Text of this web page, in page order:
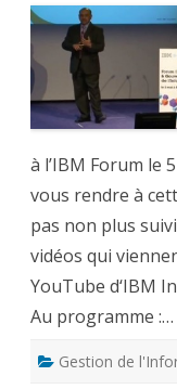
Forum
Intégration
et
Gouvernance
de
l’Information
à l’IBM Forum le
vous rendre à
pas non plus
vidéos qui
YouTube d‘IBM
Au programme :…
Gestion de